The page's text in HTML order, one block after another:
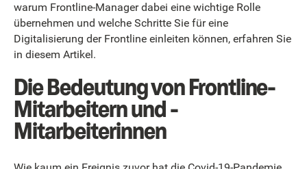
warum Frontline-Manager dabei eine wichtige Rolle
übernehmen und welche Schritte Sie für eine
Digitalisierung der Frontline einleiten können, erfahren Sie
in diesem Artikel.
Die Bedeutung von Frontline-
Mitarbeitern und -
Mitarbeiterinnen